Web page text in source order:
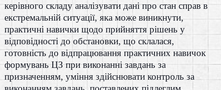
керівного складу аналізувати дані про стан справ в
екстремальній ситуації, яка може виникнути,
практичні навички щодо прийняття рішень у
відповідності до обстановки, що склалася,
готовність до відпрацювання практичних навичок
формувань ЦЗ при виконанні завдань за
призначенням, уміння здійснювати контроль за